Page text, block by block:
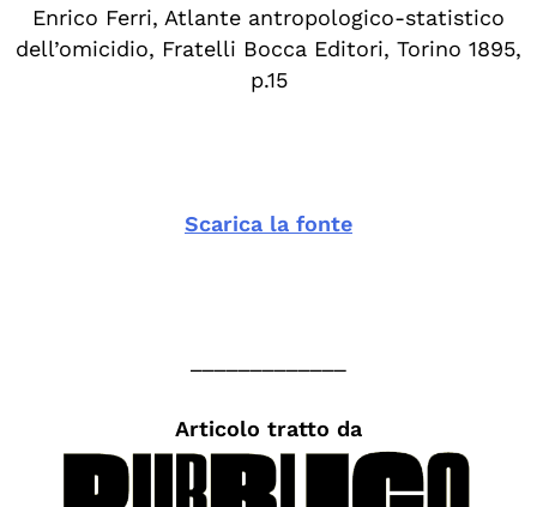
Enrico Ferri, Atlante antropologico-statistico
dell’omicidio, Fratelli Bocca Editori, Torino 1895,
p.15
Scarica la fonte
Articolo tratto da